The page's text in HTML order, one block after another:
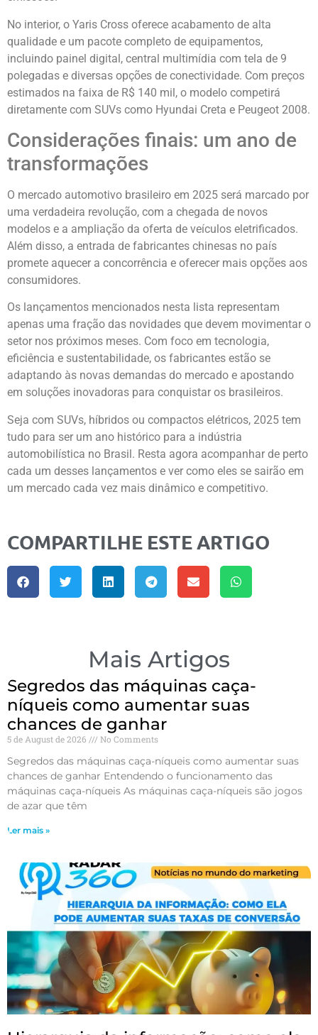
No interior, o Yaris Cross oferece acabamento de alta
qualidade e um pacote completo de equipamentos,
incluindo painel digital, central multimídia com tela de 9
polegadas e diversas opções de conectividade. Com preços
estimados na faixa de R$ 140 mil, o modelo competirá
diretamente com SUVs como Hyundai Creta e Peugeot 2008.
Considerações finais: um ano de
transformações
O mercado automotivo brasileiro em 2025 será marcado por
uma verdadeira revolução, com a chegada de novos
modelos e a ampliação da oferta de veículos eletrificados.
Além disso, a entrada de fabricantes chinesas no país
promete aquecer a concorrência e oferecer mais opções aos
consumidores.
Os lançamentos mencionados nesta lista representam
apenas uma fração das novidades que devem movimentar o
setor nos próximos meses. Com foco em tecnologia,
eficiência e sustentabilidade, os fabricantes estão se
adaptando às novas demandas do mercado e apostando
em soluções inovadoras para conquistar os brasileiros.
Seja com SUVs, híbridos ou compactos elétricos, 2025 tem
tudo para ser um ano histórico para a indústria
automobilística no Brasil. Resta agora acompanhar de perto
cada um desses lançamentos e ver como eles se sairão em
um mercado cada vez mais dinâmico e competitivo.
COMPARTILHE ESTE ARTIGO
Mais Artigos
Segredos das máquinas caça-
níqueis como aumentar suas
chances de ganhar
5 de August de 2026 No Comments
Segredos das máquinas caça-níqueis como aumentar suas
chances de ganhar Entendendo o funcionamento das
máquinas caça-níqueis As máquinas caça-níqueis são jogos
de azar que têm
Ler mais »